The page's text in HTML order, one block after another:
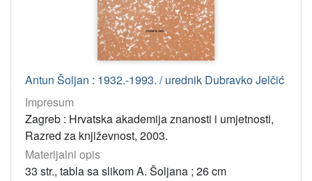
Antun Šoljan : 1932.-1993. / urednik Dubravko Jelčić
Impresum
Zagreb : Hrvatska akademija znanosti i umjetnosti,
Razred za književnost, 2003.
Materijalni opis
33 str., tabla sa slikom A. Šoljana ; 26 cm